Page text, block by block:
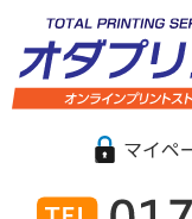
シール・
ッカー印
マイペ